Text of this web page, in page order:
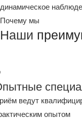
динамическое
Почему мы
Наши
ведут
опытом